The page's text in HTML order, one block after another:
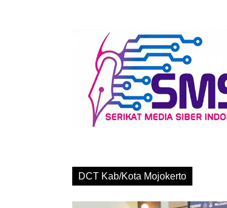
DCT Kab/Kota Mojokerto